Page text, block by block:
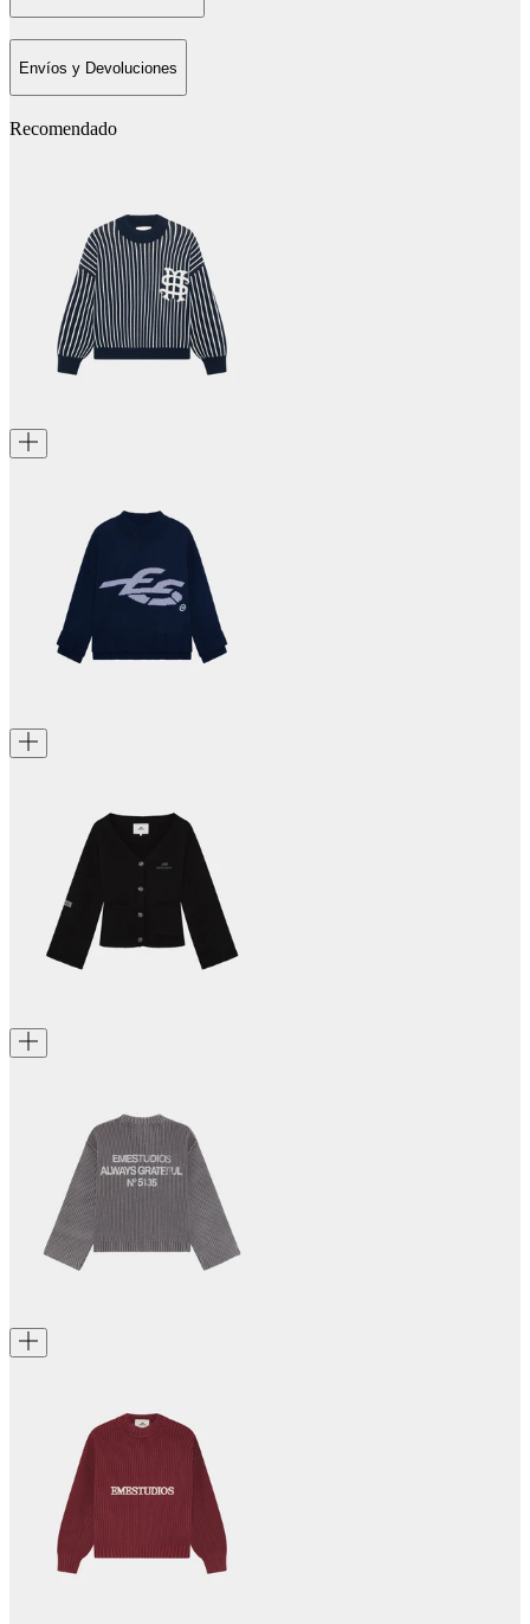
Envíos y Devoluciones
Recomendado